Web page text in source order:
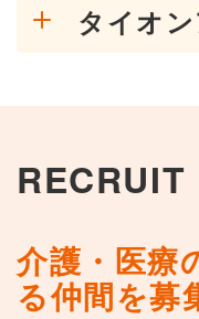
タイオ
RECRUIT
介護・医療
る仲間を募